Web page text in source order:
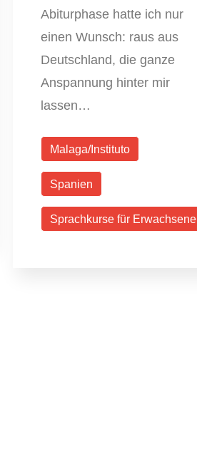
Abiturphase hatte ich nur
einen Wunsch: raus aus
Deutschland, die ganze
Anspannung hinter mir
lassen…
Malaga/Instituto
Spanien
Sprachkurse für Erwachsene